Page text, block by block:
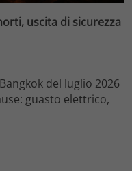
uscita di sicurezza
del luglio 2026
guasto elettrico,